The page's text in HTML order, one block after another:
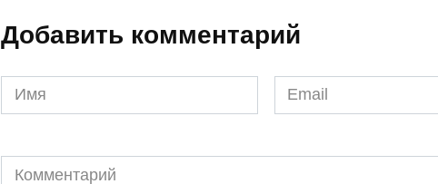
Добавить комментарий
Имя
*
Email
*
Комментарий